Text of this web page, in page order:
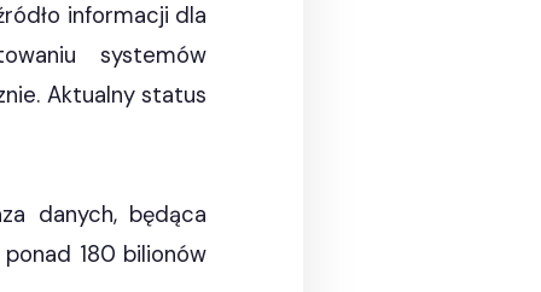
informacji dla
systemów
Aktualny status
danych, będąca
180 bilionów